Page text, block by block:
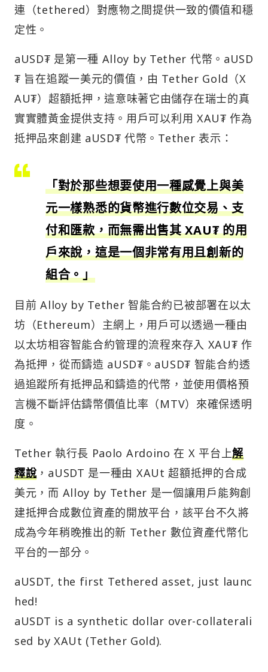
連（tethered）對應物之間提供一致的價值和穩
定性。
aUSD₮ 是第一種 Alloy by Tether 代幣。aUSD
₮ 旨在追蹤一美元的價值，由 Tether Gold（X
AU₮）超額抵押，這意味著它由儲存在瑞士的真
實實體黃金提供支持。用戶可以利用 XAU₮ 作為
抵押品來創建 aUSD₮ 代幣。Tether 表示：
「對於那些想要使用一種感覺上與美
元一樣熟悉的貨幣進行數位交易、支
付和匯款，而無需出售其 XAU₮ 的用
戶來說，這是一個非常有用且創新的
組合。」
目前 Alloy by Tether 智能合約已被部署在以太
坊（Ethereum）主網上，用戶可以透過一種由
以太坊相容智能合約管理的流程來存入 XAU₮ 作
為抵押，從而鑄造 aUSD₮。aUSD₮ 智能合約透
過追蹤所有抵押品和鑄造的代幣，並使用價格預
言機不斷評估鑄幣價值比率（MTV）來確保透明
度。
Tether 執行長 Paolo Ardoino 在 X 平台上解
釋說 ，aUSDT 是一種由 XAUt 超額抵押的合成
美元，而 Alloy by Tether 是一個讓用戶能夠創
建抵押合成數位資產的開放平台，該平台不久將
成為今年稍晚推出的新 Tether 數位資產代幣化
平台的一部分。
aUSDT, the first Tethered asset, just launc
hed!
aUSDT is a synthetic dollar over-collaterali
sed by XAUt (Tether Gold).